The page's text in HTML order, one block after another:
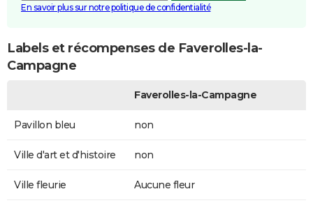
En savoir plus sur notre politique de confidentialité
Labels et récompenses de Faverolles-la-
Campagne
Faverolles-la-Campagne
Pavillon bleu non
Ville d'art et d'histoire non
Ville fleurie Aucune fleur